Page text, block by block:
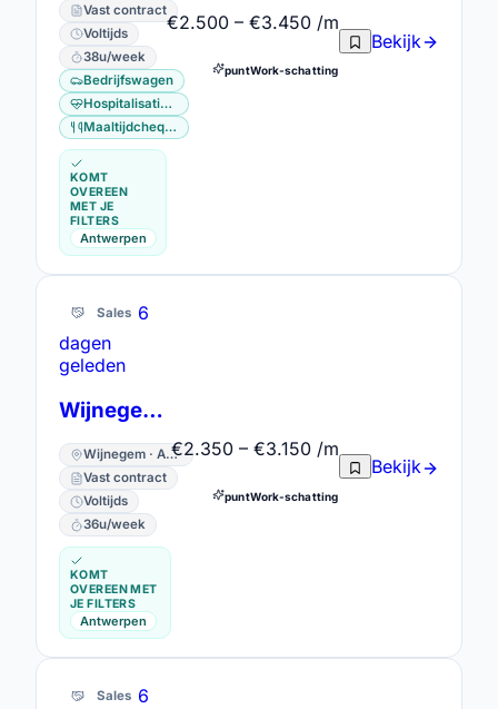
Vast contract
Voltijds
38u/week
Bedrijfswagen
Hospitalisatieverzekering
Maaltijdcheques
KOMT
OVEREEN
MET JE
FILTERS
Antwerpen
€2.500 – €3.450 /m
puntWork-schatting
Bekijk
Sales 6
dagen
geleden
Wijnegem Damart Shopmanager
Wijnegem · Antwerpen
Vast contract
Voltijds
36u/week
KOMT
OVEREEN MET
JE FILTERS
Antwerpen
€2.350 – €3.150 /m
puntWork-schatting
Bekijk
Sales 6